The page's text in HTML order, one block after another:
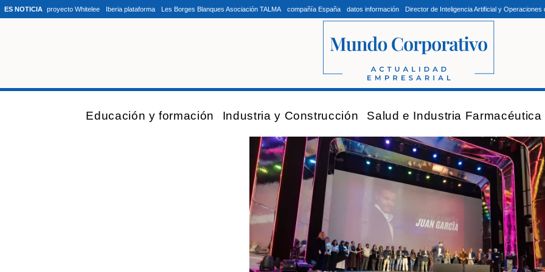
ES NOTICIA proyecto Whitelee Iberia plataforma Les Borges Blanques Asociación TALMA compañía España datos información Director de Inteligencia Artificial y
Educación y formación Industria y Construcción Salud e Industria Farmacéutica